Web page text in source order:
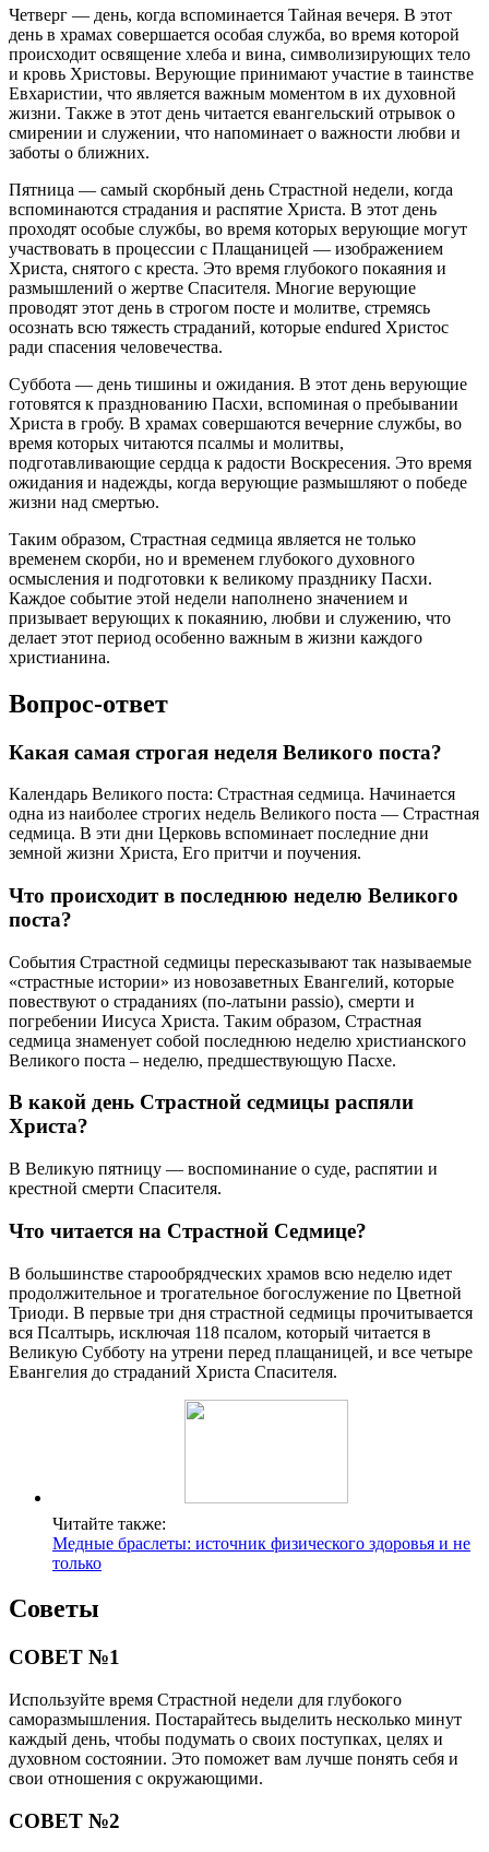
Четверг — день, когда вспоминается Тайная вечеря. В этот
день в храмах совершается особая служба, во время которой
происходит освящение хлеба и вина, символизирующих тело
и кровь Христовы. Верующие принимают участие в таинстве
Евхаристии, что является важным моментом в их духовной
жизни. Также в этот день читается евангельский отрывок о
смирении и служении, что напоминает о важности любви и
заботы о ближних.
Пятница — самый скорбный день Страстной недели, когда
вспоминаются страдания и распятие Христа. В этот день
проходят особые службы, во время которых верующие могут
участвовать в процессии с Плащаницей — изображением
Христа, снятого с креста. Это время глубокого покаяния и
размышлений о жертве Спасителя. Многие верующие
проводят этот день в строгом посте и молитве, стремясь
осознать всю тяжесть страданий, которые endured Христос
ради спасения человечества.
Суббота — день тишины и ожидания. В этот день верующие
готовятся к празднованию Пасхи, вспоминая о пребывании
Христа в гробу. В храмах совершаются вечерние службы, во
время которых читаются псалмы и молитвы,
подготавливающие сердца к радости Воскресения. Это время
ожидания и надежды, когда верующие размышляют о победе
жизни над смертью.
Таким образом, Страстная седмица является не только
временем скорби, но и временем глубокого духовного
осмысления и подготовки к великому празднику Пасхи.
Каждое событие этой недели наполнено значением и
призывает верующих к покаянию, любви и служению, что
делает этот период особенно важным в жизни каждого
христианина.
Вопрос-ответ
Какая самая строгая неделя Великого поста?
Календарь Великого поста: Страстная седмица. Начинается
одна из наиболее строгих недель Великого поста — Страстная
седмица. В эти дни Церковь вспоминает последние дни
земной жизни Христа, Его притчи и поучения.
Что происходит в последнюю неделю Великого
поста?
События Страстной седмицы пересказывают так называемые
«страстные истории» из новозаветных Евангелий, которые
повествуют о страданиях (по-латыни passio), смерти и
погребении Иисуса Христа. Таким образом, Страстная
седмица знаменует собой последнюю неделю христианского
Великого поста – неделю, предшествующую Пасхе.
В какой день Страстной седмицы распяли
Христа?
В Великую пятницу — воспоминание о суде, распятии и
крестной смерти Спасителя.
Что читается на Страстной Седмице?
В большинстве старообрядческих храмов всю неделю идет
продолжительное и трогательное богослужение по Цветной
Триоди. В первые три дня страстной седмицы прочитывается
вся Псалтырь, исключая 118 псалом, который читается в
Великую Субботу на утрени перед плащаницей, и все четыре
Евангелия до страданий Христа Спасителя.
Читайте также:
Медные браслеты: источник физического здоровья и не
только
Советы
СОВЕТ №1
Используйте время Страстной недели для глубокого
саморазмышления. Постарайтесь выделить несколько минут
каждый день, чтобы подумать о своих поступках, целях и
духовном состоянии. Это поможет вам лучше понять себя и
свои отношения с окружающими.
СОВЕТ №2